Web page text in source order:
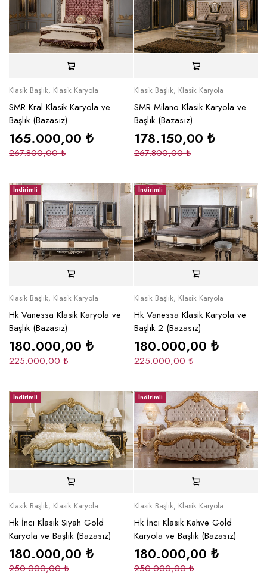
Klasik Başlık, Klasik Karyola
SMR Kral Klasik Karyola ve
Başlık (Bazasız)
267.800,00₺
165.000,00 ₺
Klasik Başlık, Klasik Karyola
SMR Milano Klasik Karyola ve
Başlık (Bazasız)
267.800,00₺
178.150,00 ₺
İndirimli
Klasik Başlık, Klasik Karyola
Hk Vanessa Klasik Karyola ve
Başlık (Bazasız)
225.000,00₺
180.000,00 ₺
İndirimli
Klasik Başlık, Klasik Karyola
Hk Vanessa Klasik Karyola ve
Başlık 2 (Bazasız)
225.000,00₺
180.000,00 ₺
İndirimli
Klasik Başlık, Klasik Karyola
Hk İnci Klasik Siyah Gold
Karyola ve Başlık (Bazasız)
250.000,00₺
180.000,00 ₺
İndirimli
Klasik Başlık, Klasik Karyola
Hk İnci Klasik Kahve Gold
Karyola ve Başlık (Bazasız)
250.000,00₺
180.000,00 ₺